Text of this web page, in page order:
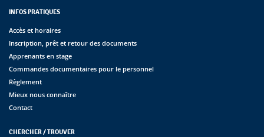
INFOS PRATIQUES
Accès et horaires
Inscription, prêt et retour des documents
Apprenants en stage
Commandes documentaires pour le personnel
Règlement
Mieux nous connaître
Contact
CHERCHER / TROUVER